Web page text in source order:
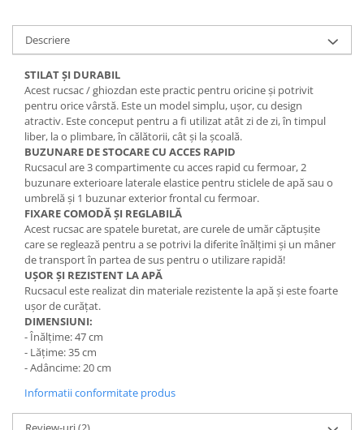
Descriere
STILAT ȘI DURABIL
Acest rucsac / ghiozdan este practic pentru oricine și potrivit
pentru orice vârstă. Este un model simplu, ușor, cu design
atractiv. Este conceput pentru a fi utilizat atât zi de zi, în timpul
liber, la o plimbare, în călătorii, cât și la școală.
BUZUNARE DE STOCARE CU ACCES RAPID
Rucsacul are 3 compartimente cu acces rapid cu fermoar, 2
buzunare exterioare laterale elastice pentru sticlele de apă sau o
umbrelă și 1 buzunar exterior frontal cu fermoar.
FIXARE COMODĂ ȘI REGLABILĂ
Acest rucsac are spatele buretat, are curele de umăr căptușite
care se reglează pentru a se potrivi la diferite înălțimi și un mâner
de transport în partea de sus pentru o utilizare rapidă!
UȘOR ȘI REZISTENT LA APĂ
Rucsacul este realizat din materiale rezistente la apă și este foarte
ușor de curățat.
DIMENSIUNI:
- Înălțime: 47 cm
- Lățime: 35 cm
- Adâncime: 20 cm
Informatii conformitate produs